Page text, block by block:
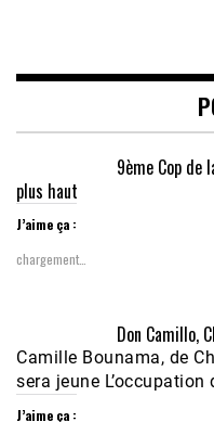
9ème Cop de
plus haut
J’aime ça :
chargement…
Don Camillo,
Camille Bounama, de
sera jeune L’occupation
J’aime ça :